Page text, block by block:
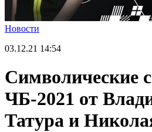
Новости
03.12.21 14:54
Символические
ЧБ-2021 от
Татура и